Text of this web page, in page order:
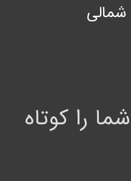
را کوتاه